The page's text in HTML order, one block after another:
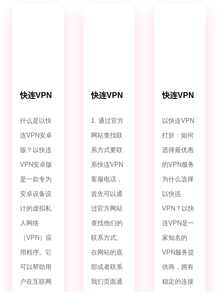
快连VPN
什么是以快
连VPN安卓
版？以快连
VPN安卓版
是一款专为
安卓设备设
计的虚拟私
人网络
（VPN）应
用程序。它
可以帮助用
户在互联网
快连VPN
1. 通过官方
网站查找联
系方式要联
系快连VPN
客服电话，
首先可以通
过官方网站
查找他们的
联系方式。
在网站的底
部或者联系
我们页面通
快连VPN
以快连VPN
打折：如何
选择最优惠
的VPN服务
为什么选择
以快连
VPN？以快
连VPN是一
家知名的
VPN服务提
供商，拥有
稳定的连接